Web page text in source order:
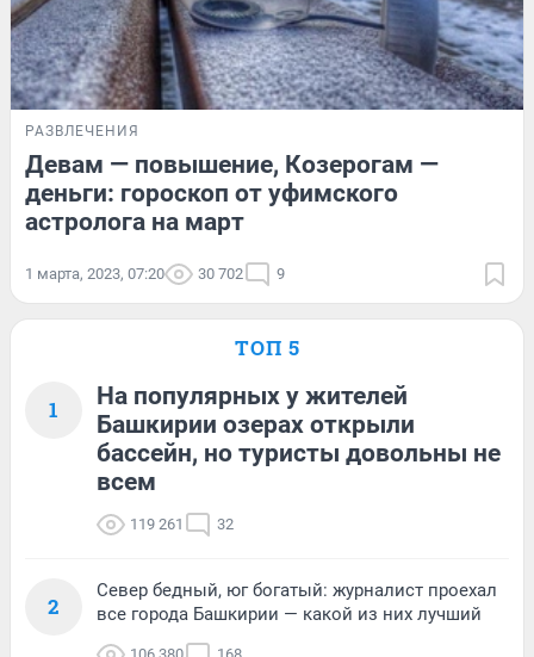
РАЗВЛЕЧЕНИЯ
Девам — повышение, Козерогам —
деньги: гороскоп от уфимского
астролога на март
1 марта, 2023, 07:20 30 702 9
ТОП 5
1
На популярных у жителей
Башкирии озерах открыли
бассейн, но туристы довольны не
всем
119 261 32
2
Север бедный, юг богатый: журналист проехал
все города Башкирии — какой из них лучший